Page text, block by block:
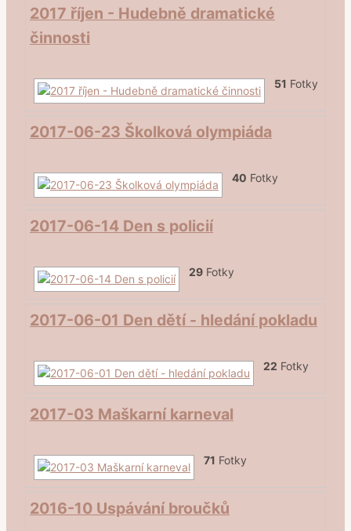
2017 říjen - Hudebně dramatické
činnosti
51 Fotky
2017-06-23 Školková olympiáda
40 Fotky
2017-06-14 Den s policií
29 Fotky
2017-06-01 Den dětí - hledání pokladu
22 Fotky
2017-03 Maškarní karneval
71 Fotky
2016-10 Uspávání broučků